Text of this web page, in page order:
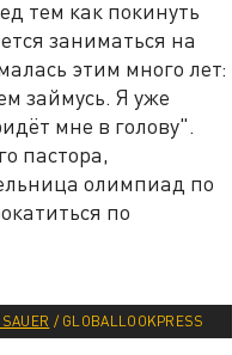
тем как покинуть
заниматься на
этим много лет:
займусь. Я уже
мне в голову".
пастора,
олимпиад по
по
/ GLOBALLOOKPRESS